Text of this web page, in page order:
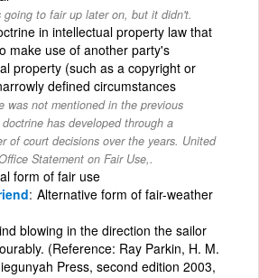
going to fair up later on, but it didn't.
in intellectual property law that
make use of another party's
property (such as a copyright or
defined circumstances
was not mentioned in the previous
has developed through a
of court decisions over the years. United
Statement on Fair Use,.
form of fair use
Alternative form of fair-weather
blowing in the direction the sailor
(Reference: Ray Parkin, H. M.
Press, second edition 2003,